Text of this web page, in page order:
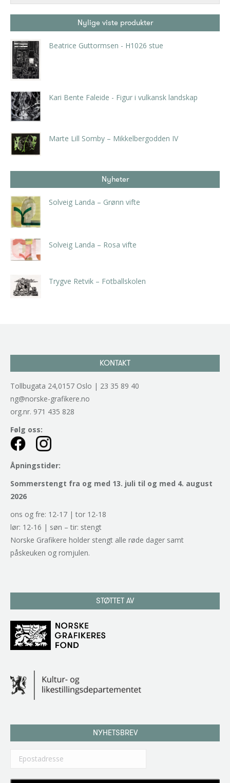
Nylige viste produkter
Beatrice Guttormsen - H1026 stue
Kari Bente Faleide - Figur i vulkansk landskap
Marte Lill Somby – Mikkelbergodden IV
Nyheter
Solveig Landa – Grønn vifte
Solveig Landa – Rosa vifte
Trygve Retvik – Fotballskolen
KONTAKT
Tollbugata 24,0157 Oslo | 23 35 89 40
ng@norske-grafikere.no
org.nr. 971 435 828
Følg oss:
Åpningstider:
Sommerstengt fra og med 13. juli til og med 4. august
2026
ons og fre: 12-17 | tor 12-18
lør: 12-16 | søn – tir: stengt
Norske Grafikere holder stengt alle røde dager samt
påskeuken og romjulen.
STØTTET AV
NYHETSBREV